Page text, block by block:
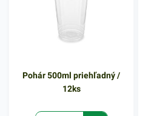
Pohár 500ml priehľadný /
12ks